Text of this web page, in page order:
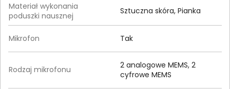
Materiał wykonania
poduszki nausznej
Sztuczna skóra, Pianka
Mikrofon Tak
Rodzaj mikrofonu
2 analogowe MEMS, 2
cyfrowe MEMS